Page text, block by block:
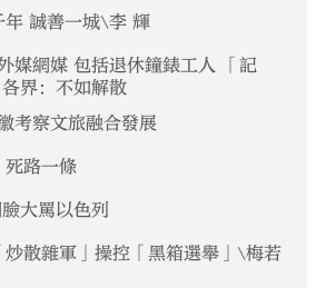
誠善一城\李 輝
媒網媒 包括退休鐘錶工人 「記
界：不如解散
考察文旅融合發展
路一條
大罵以色列
散雜軍」操控「黑箱選舉」\梅若